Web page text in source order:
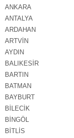
ANKARA
ANTALYA
ARDAHAN
ARTVİN
AYDIN
BALIKESİR
BARTIN
BATMAN
BAYBURT
BİLECİK
BİNGÖL
BİTLİS